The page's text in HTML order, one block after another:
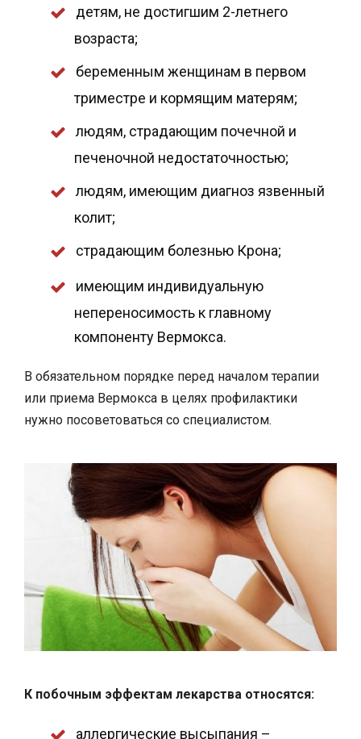
детям, не достигшим 2-летнего
возраста;
беременным женщинам в первом
триместре и кормящим матерям;
людям, страдающим почечной и
печеночной недостаточностью;
людям, имеющим диагноз язвенный
колит;
страдающим болезнью Крона;
имеющим индивидуальную
непереносимость к главному
компоненту Вермокса.
В обязательном порядке перед началом терапии
или приема Вермокса в целях профилактики
нужно посоветоваться со специалистом.
К побочным эффектам лекарства относятся:
аллергические высыпания –